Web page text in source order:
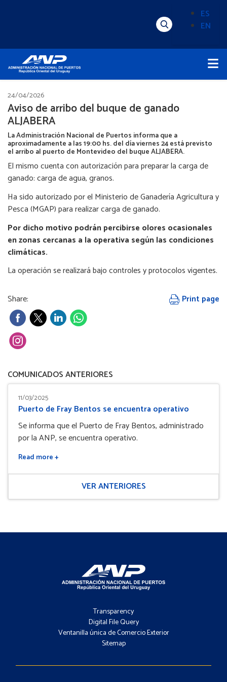
idioma
(Content)
ES
EN
Menú
Principal
24/04/2026
Aviso de arribo del buque de ganado
ALJABERA
La Administración Nacional de Puertos informa que a
aproximadamente a las 19:00 hs. del día viernes 24 está previsto
el arribo al puerto de Montevideo del buque ALJABERA.
El mismo cuenta con autorización para preparar la carga de
ganado: carga de agua, granos.
Ha sido autorizado por el Ministerio de Ganadería Agricultura y
Pesca (MGAP) para realizar carga de ganado.
Por dicho motivo podrán percibirse olores ocasionales
en zonas cercanas a la operativa según las condiciones
climáticas.
La operación se realizará bajo controles y protocolos vigentes.
Share: Print page
COMUNICADOS ANTERIORES
11/03/2025
Puerto de Fray Bentos se encuentra operativo
Se informa que el Puerto de Fray Bentos, administrado
por la ANP, se encuentra operativo.
Read more +
VER ANTERIORES
-
Menú
Transparency
Digital File Query
Ventanilla única de Comercio Exterior
Sitemap
-